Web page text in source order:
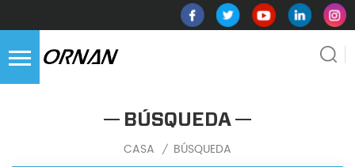
BÚSQUEDA
CASA / BÚSQUEDA